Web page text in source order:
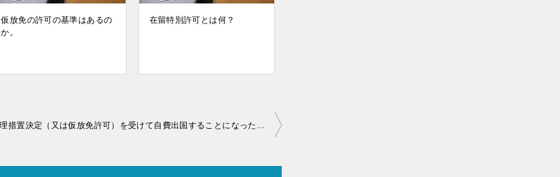
仮放免の許可の基準はあるの
か。
在留特別許可とは何？
監理措置決定（又は仮放免許可）を受けて自費出国することになったが、出国予定便に乗り遅れた場合、どうしたらいいのか。